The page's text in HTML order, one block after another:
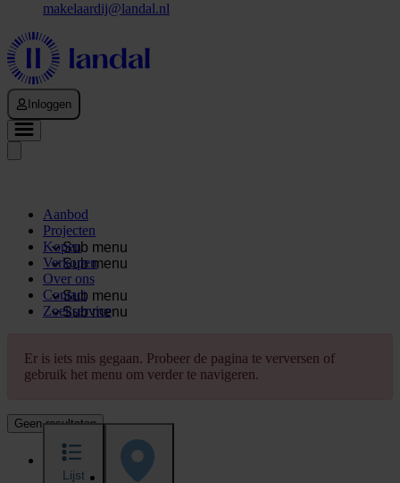
makelaardij@landal.nl
Inloggen
Aanbod
Projecten
Sub menu
Kopen
Sub menu
Verkopen
Over ons
Sub menu
Contact
Sub menu
Zoekservice
Er is iets mis gegaan. Probeer de pagina te verversen of
gebruik het menu om verder te navigeren.
Geen resultaten
Lijst